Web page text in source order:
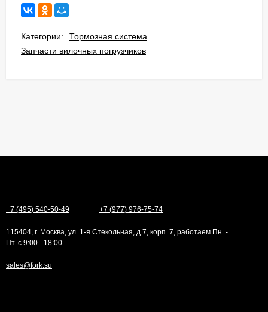
Категории:
Тормозная система
Запчасти вилочных погрузчиков
+7 (495) 540-50-49 +7 (977) 976-75-74
115404, г. Москва, ул. 1-я Стекольная, д.7, корп. 7, работаем Пн. -
Пт. с 9:00 - 18:00
sales@fork.su